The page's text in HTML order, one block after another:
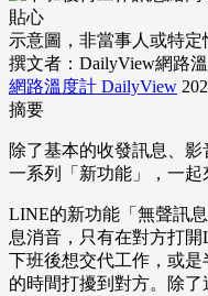
示意圖，非當事人或特定
撰文者：DailyView網路
網路溫度計 DailyView
摘要
除了基本的收發訊息、
一系列「新功能」，一起
LINE的新功能「無聲訊
息消音，只有在對方打
下班後想交代工作，或
的時間打擾到對方。除